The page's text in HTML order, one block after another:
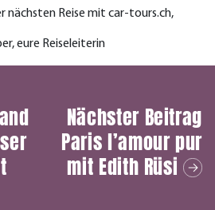
nächsten Reise mit car-tours.ch,
eure Reiseleiterin
Nächster Beitrag
Paris l’amour pur
mit Edith Rüsi